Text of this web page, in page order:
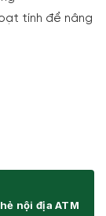
tính để nâng
số lượng
nội địa ATM